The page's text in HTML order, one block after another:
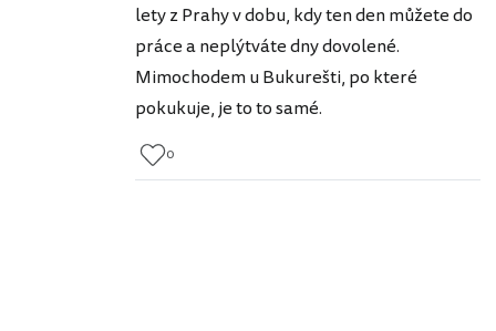
lety z Prahy v dobu, kdy ten den můžete do
práce a neplýtváte dny dovolené.
Mimochodem u Bukurešti, po které
pokukuje, je to to samé.
0